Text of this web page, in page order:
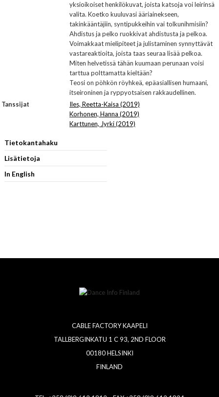
yksioikoiset henkilökuvat, joista katsoja voi leirinsä
valita. Koetko kuuluvasi ääriainekseen,
takinkääntäjiin, syntipukkeihin vai tolkunihmisiin?
Ahdistus ja pelko ruokkivat ahdistusta ja pelkoa.
Voimakkaat mielipiteet ja julistaminen synnyttävät
vastareaktioita, joista taas seuraa lisää pelkoa.
Miten helvetissä tähän kuumaan perunaan voisi
tarttua polttamatta kieltään?
Teosi on pöhkön röyhkeä, epäasiallisen humaani,
itseironinen ja ryppyotsaisen rakkaudellinen.
Tanssijat
Iles, Reetta-Kaisa (2019)
Korhonen, Hanna (2019)
Karttunen, Jyrki (2019)
Tietokantahaku
Lisätietoja
In English
CABLE FACTORY KAAPELI
TALLBERGINKATU 1 C 93, 2ND FLOOR
00180 HELSINKI
FINLAND